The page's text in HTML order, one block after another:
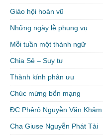
Giáo hội hoàn vũ
Những ngày lễ phụng vụ
Mỗi tuần một thành ngữ
Chia Sẻ – Suy tư
Thành kính phân ưu
Chúc mừng bổn mạng
ĐC Phêrô Nguyễn Văn Khảm
Cha Giuse Nguyễn Phát Tài